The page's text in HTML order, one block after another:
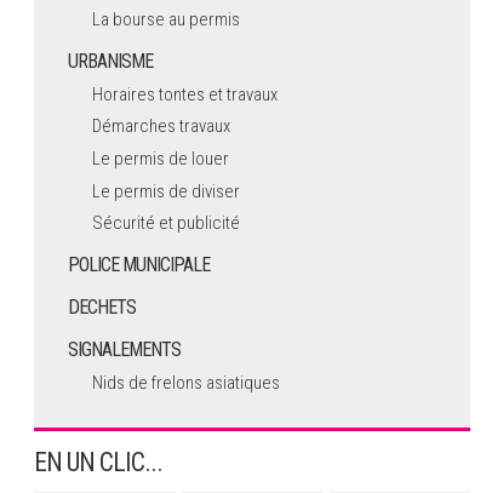
La bourse au permis
URBANISME
Horaires tontes et travaux
Démarches travaux
Le permis de louer
Le permis de diviser
Sécurité et publicité
POLICE MUNICIPALE
DECHETS
SIGNALEMENTS
Nids de frelons asiatiques
EN UN CLIC...